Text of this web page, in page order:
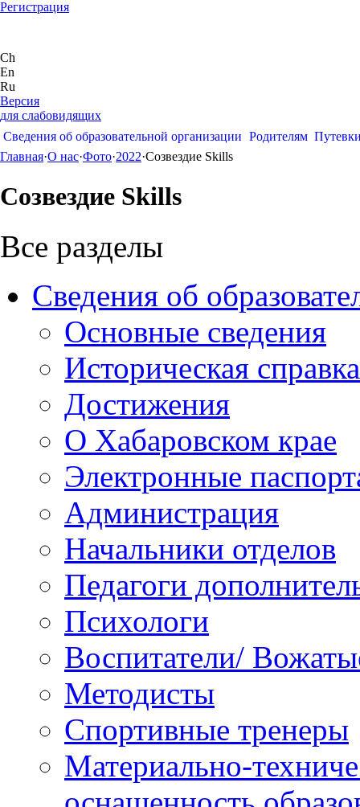
Регистрация
Ch
En
Ru
Версия
для слабовидящих
Сведения об образовательной организации Родителям
Главная·О нас·Фото·2022·Созвездие Skills
Созвездие Skills
Все разделы
Сведения об
Основные сведения
Историческая справка
Достижения
О Хабаровском крае
Электронные
Администрация
Начальники отделов
Педагоги
Психологи
Воспитатели/
Методисты
Спортивные тренеры
Материально-